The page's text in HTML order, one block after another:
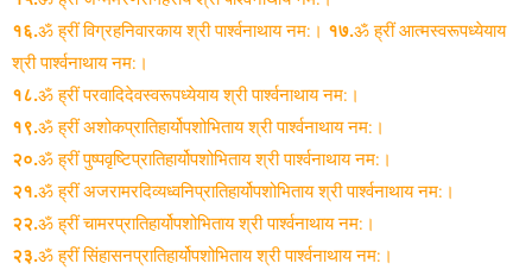
१६.ॐ ह्रीं विग्रहनिवारकाय श्री पार्श्वनाथाय नम:। १७.ॐ ह्रीं आत्मस्वरूपध्येयाय
श्री पार्श्वनाथाय नम:।
१८.ॐ ह्रीं परवादिदेवस्वरूपध्येयाय श्री पार्श्वनाथाय नम:।
१९.ॐ ह्रीं अशोकप्रातिहार्योपशोभिताय श्री पार्श्वनाथाय नम:।
२०.ॐ ह्रीं पुष्पवृष्टिप्रातिहार्योपशोभिताय श्री पार्श्वनाथाय नम:।
२१.ॐ ह्रीं अजरामरदिव्यध्वनिप्रातिहार्योपशोभिताय श्री पार्श्वनाथाय नम:।
२२.ॐ ह्रीं चामरप्रातिहार्योपशोभिताय श्री पार्श्वनाथाय नम:।
२३.ॐ ह्रीं सिंहासनप्रातिहार्योपशोभिताय श्री पार्श्वनाथाय नम:।